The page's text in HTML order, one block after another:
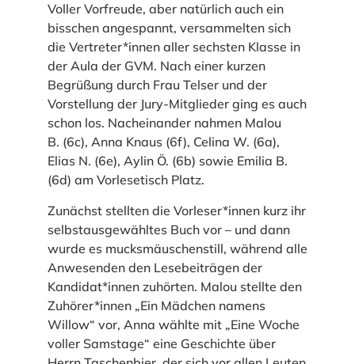
Voller Vorfreude, aber natürlich auch ein
bisschen angespannt, versammelten sich
die Vertreter*innen aller sechsten Klasse in
der Aula der GVM. Nach einer kurzen
Begrüßung durch Frau Telser und der
Vorstellung der Jury-Mitglieder ging es auch
schon los. Nacheinander nahmen Malou
B. (6c), Anna Knaus (6f), Celina W. (6a),
Elias N. (6e), Aylin Ö. (6b) sowie Emilia B.
(6d) am Vorlesetisch Platz.
Zunächst stellten die Vorleser*innen kurz ihr
selbstausgewähltes Buch vor – und dann
wurde es mucksmäuschenstill, während alle
Anwesenden den Lesebeiträgen der
Kandidat*innen zuhörten. Malou stellte den
Zuhörer*innen „Ein Mädchen namens
Willow“ vor, Anna wählte mit „Eine Woche
voller Samstage“ eine Geschichte über